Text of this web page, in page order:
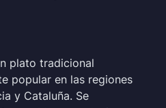
plato tradicional
popular en las regiones
y Cataluña. Se